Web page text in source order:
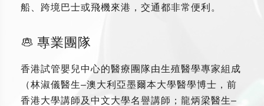
船、跨境巴士或飛機來港，交通都非常便利。
專業團隊
香港試管嬰兒中心的醫療團隊由生殖醫學專家組成
（林淑儀醫生–澳大利亞墨爾本大學醫學博士，前
香港大學講師及中文大學名譽講師；龍炳梁醫生–